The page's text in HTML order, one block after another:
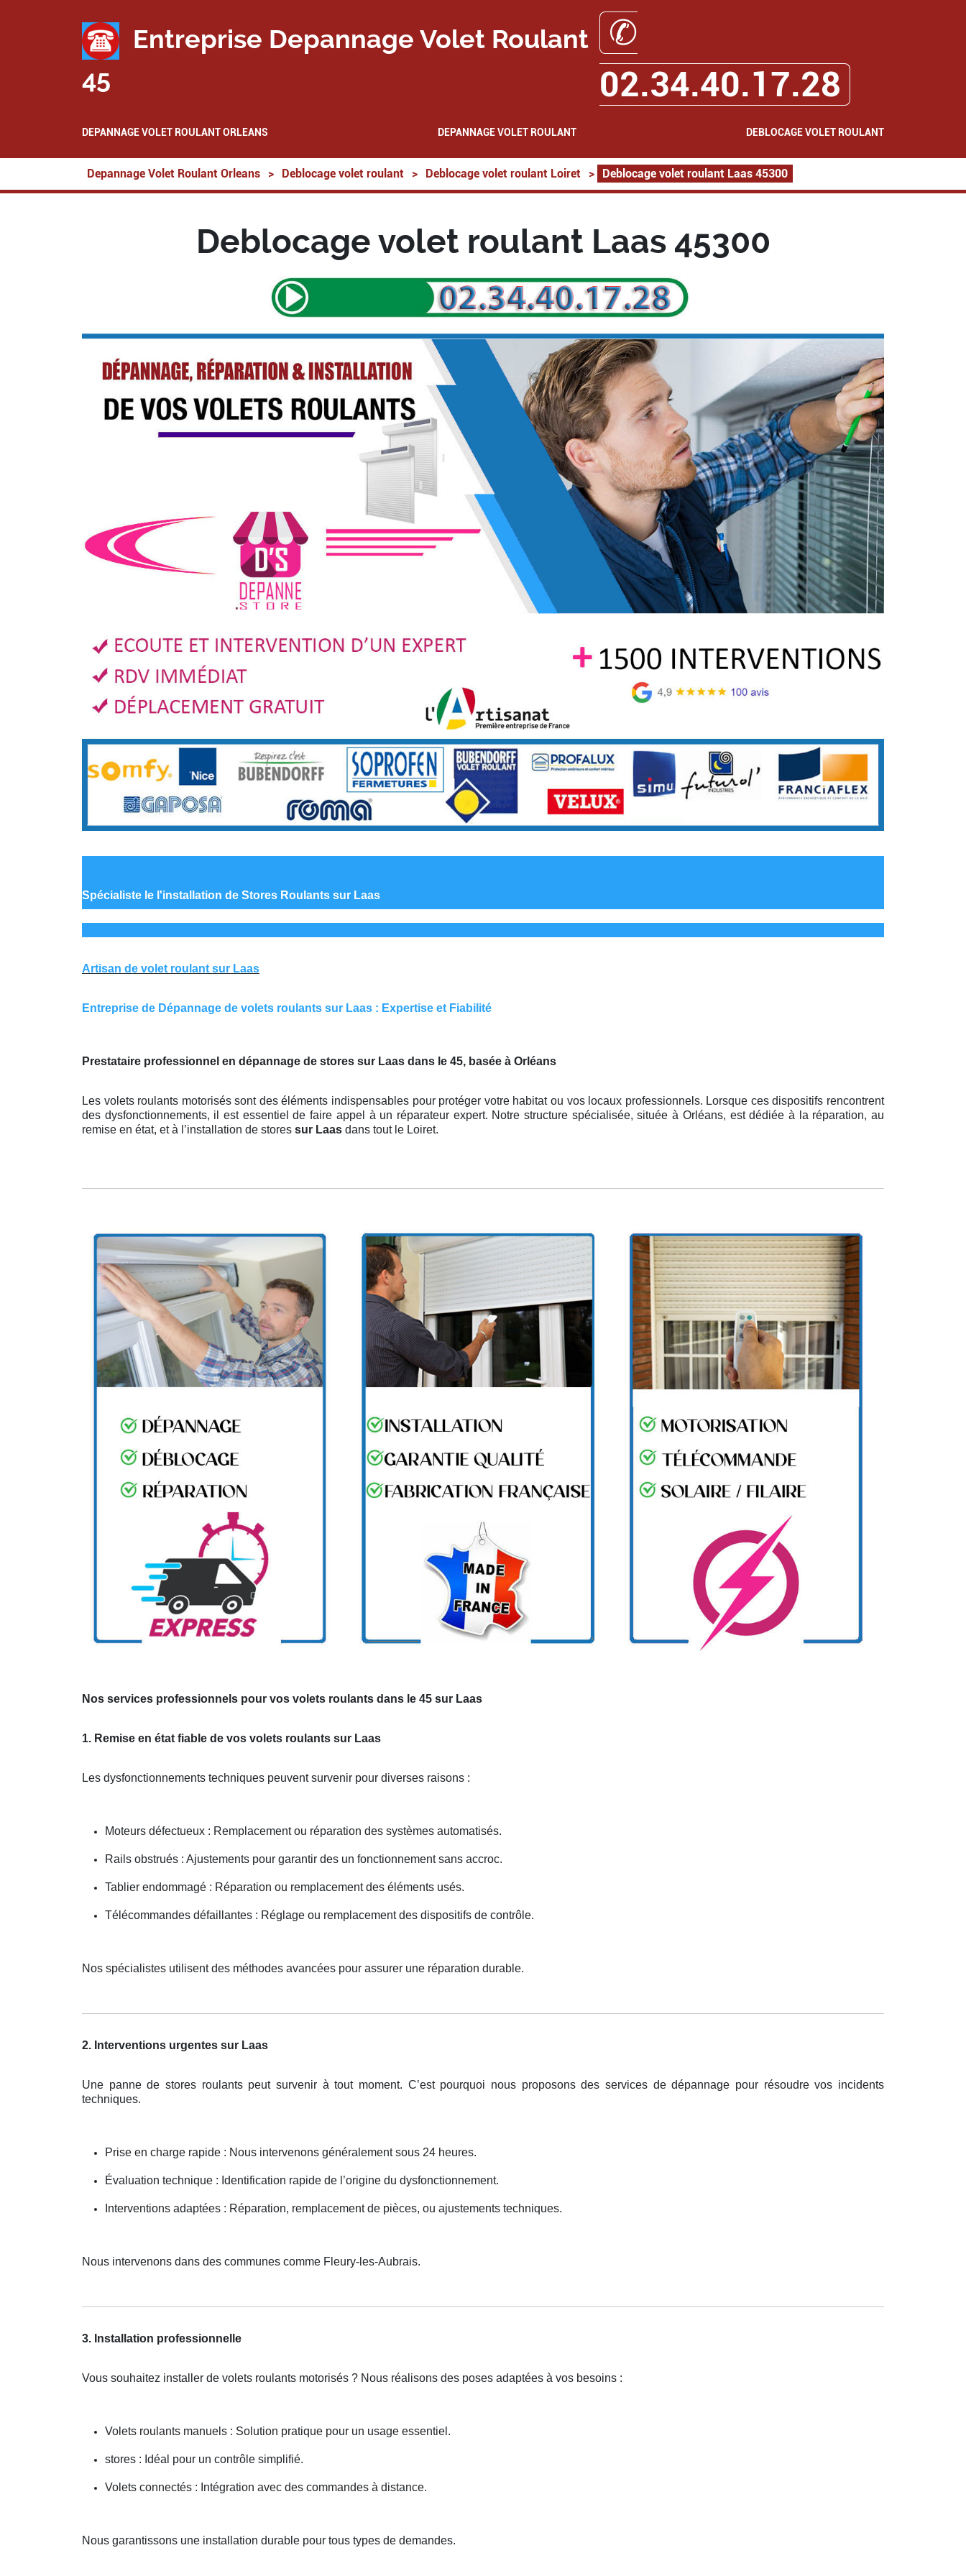
Entreprise Depannage Volet Roulant
45
✆
02.34.40.17.28
DEPANNAGE VOLET ROULANT ORLEANS DEPANNAGE VOLET ROULANT DEBLOCAGE VOLET ROULANT
Depannage Volet Roulant Orleans > Deblocage volet roulant > Deblocage volet roulant Loiret > Deblocage volet roulant Laas 45300
Deblocage volet roulant Laas 45300
Spécialiste le l'installation de Stores Roulants sur Laas
Artisan de volet roulant sur Laas
Entreprise de Dépannage de volets roulants sur Laas : Expertise et Fiabilité
Prestataire professionnel en dépannage de stores sur Laas dans le 45, basée à Orléans
Les volets roulants motorisés sont des éléments indispensables pour protéger votre habitat ou vos locaux professionnels. Lorsque ces dispositifs rencontrent
des dysfonctionnements, il est essentiel de faire appel à un réparateur expert. Notre structure spécialisée, située à Orléans, est dédiée à la réparation, au
remise en état, et à l’installation de stores sur Laas dans tout le Loiret.
Nos services professionnels pour vos volets roulants dans le 45 sur Laas
1. Remise en état fiable de vos volets roulants sur Laas
Les dysfonctionnements techniques peuvent survenir pour diverses raisons :
Moteurs défectueux : Remplacement ou réparation des systèmes automatisés.
Rails obstrués : Ajustements pour garantir des un fonctionnement sans accroc.
Tablier endommagé : Réparation ou remplacement des éléments usés.
Télécommandes défaillantes : Réglage ou remplacement des dispositifs de contrôle.
Nos spécialistes utilisent des méthodes avancées pour assurer une réparation durable.
2. Interventions urgentes sur Laas
Une panne de stores roulants peut survenir à tout moment. C’est pourquoi nous proposons des services de dépannage pour résoudre vos incidents
techniques.
Prise en charge rapide : Nous intervenons généralement sous 24 heures.
Évaluation technique : Identification rapide de l’origine du dysfonctionnement.
Interventions adaptées : Réparation, remplacement de pièces, ou ajustements techniques.
Nous intervenons dans des communes comme Fleury-les-Aubrais.
3. Installation professionnelle
Vous souhaitez installer de volets roulants motorisés ? Nous réalisons des poses adaptées à vos besoins :
Volets roulants manuels : Solution pratique pour un usage essentiel.
stores : Idéal pour un contrôle simplifié.
Volets connectés : Intégration avec des commandes à distance.
Nous garantissons une installation durable pour tous types de demandes.